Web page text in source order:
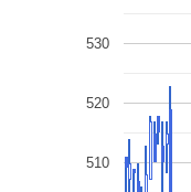
510
520
530